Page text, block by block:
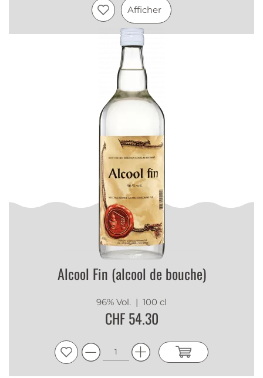
Afficher
Alcool Fin (alcool de bouche)
96% Vol. | 100 cl
CHF 54.30